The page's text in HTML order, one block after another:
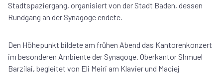
Stadtspaziergang, organisiert von der Stadt Baden, dessen
Rundgang an der Synagoge endete.
Den Höhepunkt bildete am frühen Abend das Kantorenkonzert
im besonderen Ambiente der Synagoge. Oberkantor Shmuel
Barzilai, begleitet von Eli Meiri am Klavier und Maciej